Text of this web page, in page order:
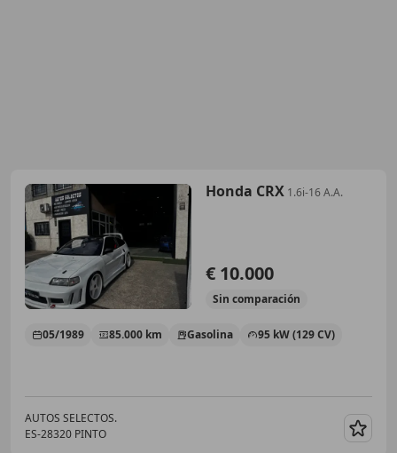
Honda CRX 1.6i-16 A.A.
€ 10.000
Sin comparación
05/1989 85.000 km Gasolina 95 kW (129 CV)
AUTOS SELECTOS.
ES-28320 PINTO